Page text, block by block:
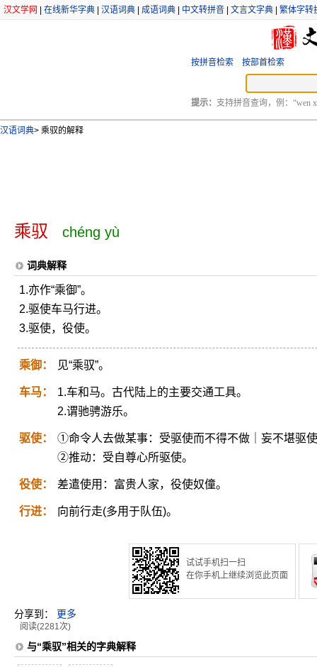
汉文学网 在线新华字典 汉语词典 成语词典 中文转拼音 文言文字典 繁体字转
按拼音检索 按部首检索
提示： 支持拼音查询，例：“wen
汉语词典> 乘驭的解释
乘驭 chéng yù
词典解释
1.亦作“乘御”。
2.驱使车马行进。
3.驱使，役使。
乘御： 见“乘驭”。
车马：
1.车和马。古代陆上的主要交通工具。
2.谓驰骋游乐。
驱使：
①命令人去做某事：受驱使而不得不做｜妄不堪驱
②推动：受自尊心所驱使。
役使： 差遣使用：富贵人家，役使奴僮。
行进： 向前行走(多用于队伍)。
试试手机扫一扫
在你手机上继续浏览此页面
分享到： 更多
阅读(2281次)
与“乘驭”相关的字典解释